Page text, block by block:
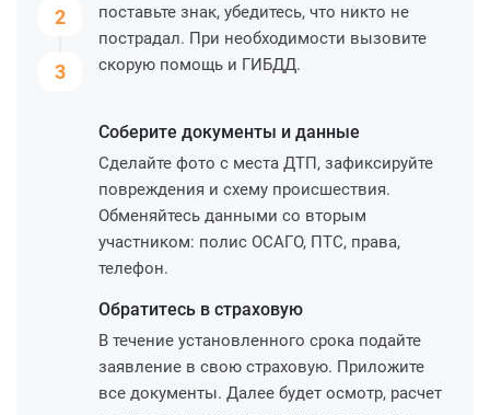
2
3
поставьте знак, убедитесь, что никто не
пострадал. При необходимости вызовите
скорую помощь и ГИБДД.
Соберите документы и данные
Сделайте фото с места ДТП, зафиксируйте
повреждения и схему происшествия.
Обменяйтесь данными со вторым
участником: полис ОСАГО, ПТС, права,
телефон.
Обратитесь в страховую
В течение установленного срока подайте
заявление в свою страховую. Приложите
все документы. Далее будет осмотр, расчет